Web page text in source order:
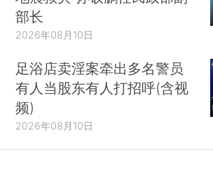
部长
2026年08月10日
足浴店卖淫案牵出多名警员
有人当股东有人打招呼(含视
频)
2026年08月10日